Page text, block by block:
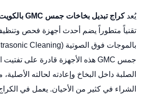
يُعدكراج تبديل بخاخات جمس GMC بالكويت
تقنياً متطوراً يضم أحدث أجهزة فحص
بالموجات فوق الصوتية (Ultrasonic Cleaning).
جمس GMC
هذه الأجهزة قادرة على تفتيت
الصلبة داخل البخاخ وإعادته لحالته
الشراء في كثير من الأحيان. يعمل في